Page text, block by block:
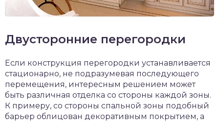
Двусторонние перегородки
Если конструкция перегородки устанавливается
стационарно, не подразумевая последующего
перемещения, интересным решением может
быть различная отделка со стороны каждой зоны.
К примеру, со стороны спальной зоны подобный
барьер облицован декоративным покрытием, а